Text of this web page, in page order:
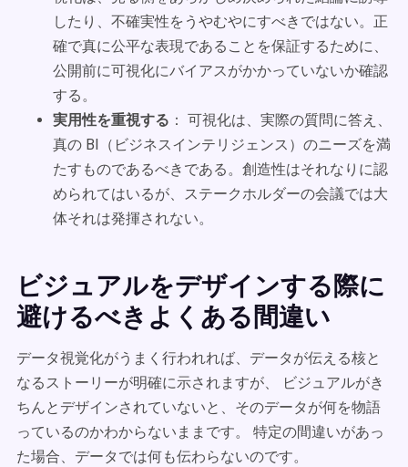
したり、不確実性をうやむやにすべきではない。正
確で真に公平な表現であることを保証するために、
公開前に可視化にバイアスがかかっていないか確認
する。
実用性を重視する ： 可視化は、実際の質問に答え、
真の BI（ビジネスインテリジェンス）のニーズを満
たすものであるべきである。創造性はそれなりに認
められてはいるが、ステークホルダーの会議では大
体それは発揮されない。
ビジュアルをデザインする際に
避けるべきよくある間違い
データ視覚化がうまく行われれば、データが伝える核と
なるストーリーが明確に示されますが、 ビジュアルがき
ちんとデザインされていないと、そのデータが何を物語
っているのかわからないままです。 特定の間違いがあっ
た場合、データでは何も伝わらないのです。